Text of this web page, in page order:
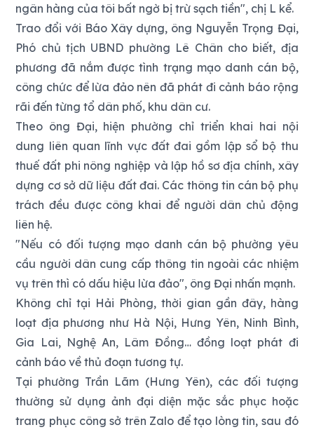
ngân hàng của tôi bất ngờ bị trừ sạch tiền", chị L kể.
Trao đổi với Báo Xây dựng, ông Nguyễn Trọng Đại,
Phó chủ tịch UBND phường Lê Chân cho biết, địa
phương đã nắm được tình trạng mạo danh cán bộ,
công chức để lừa đảo nên đã phát đi cảnh báo rộng
rãi đến từng tổ dân phố, khu dân cư.
Theo ông Đại, hiện phường chỉ triển khai hai nội
dung liên quan lĩnh vực đất đai gồm lập sổ bộ thu
thuế đất phi nông nghiệp và lập hồ sơ địa chính, xây
dựng cơ sở dữ liệu đất đai. Các thông tin cán bộ phụ
trách đều được công khai để người dân chủ động
liên hệ.
"Nếu có đối tượng mạo danh cán bộ phường yêu
cầu người dân cung cấp thông tin ngoài các nhiệm
vụ trên thì có dấu hiệu lừa đảo", ông Đại nhấn mạnh.
Không chỉ tại Hải Phòng, thời gian gần đây, hàng
loạt địa phương như Hà Nội, Hưng Yên, Ninh Bình,
Gia Lai, Nghệ An, Lâm Đồng… đồng loạt phát đi
cảnh báo về thủ đoạn tương tự.
Tại phường Trần Lãm (Hưng Yên), các đối tượng
thường sử dụng ảnh đại diện mặc sắc phục hoặc
trang phục công sở trên Zalo để tạo lòng tin, sau đó